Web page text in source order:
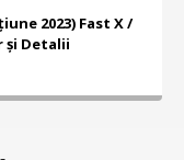
2023) Fast X /
și Detalii